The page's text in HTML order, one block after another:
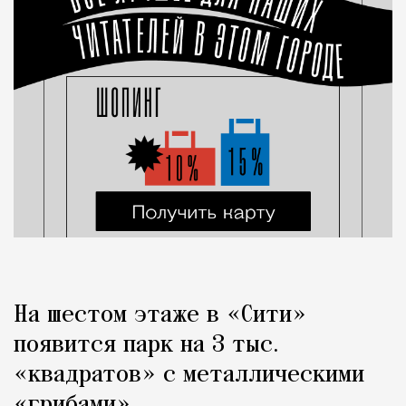
На шестом этаже в «Сити»
появится парк на 3 тыс.
«квадратов» с металлическими